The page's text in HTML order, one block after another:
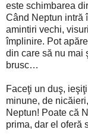
este schimbarea
Când Neptun intră
amintiri vechi,
împlinire. Pot
din care să nu mai
brusc…
Faceţi un duş,
minune, de
Neptun! Poate că
prima, dar el oferă